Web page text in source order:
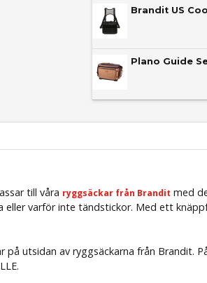
Brandit US
Plano Guide
till våra ryggsäckar från Brandit med
varför inte tändstickor. Med ett
på utsidan av ryggsäckarna från Brandit.